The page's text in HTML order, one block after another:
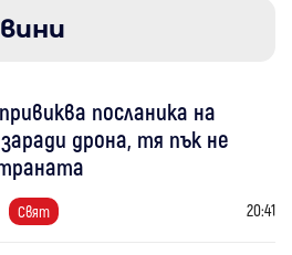
посланика на
дрона, тя пък не
Свят 20:41